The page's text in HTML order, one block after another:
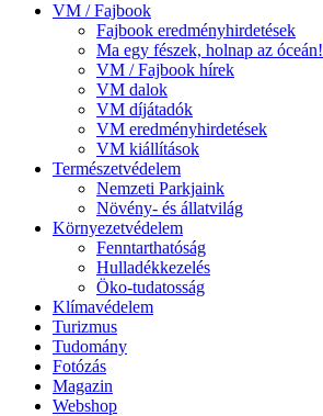
VM / Fajbook
Fajbook eredményhirdetések
Ma egy fészek, holnap az óceán!
VM / Fajbook hírek
VM dalok
VM díjátadók
VM eredményhirdetések
VM kiállítások
Természetvédelem
Nemzeti Parkjaink
Növény- és állatvilág
Környezetvédelem
Fenntarthatóság
Hulladékkezelés
Öko-tudatosság
Klímavédelem
Turizmus
Tudomány
Fotózás
Magazin
Webshop